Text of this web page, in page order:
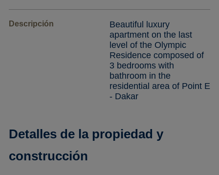
Descripción
Beautiful luxury
apartment on the last
level of the Olympic
Residence composed of
3 bedrooms with
bathroom in the
residential area of Point E
- Dakar
Detalles de la propiedad y
construcción